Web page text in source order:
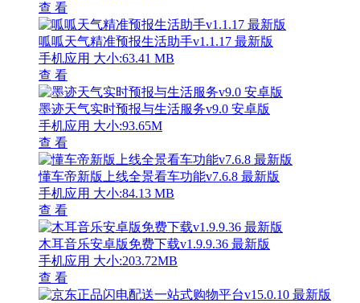
查 看
呱呱天气精准预报生活助手v1.1.17 最新版
手机应用 大小:63.41 MB
查 看
墨迹天气实时预报与生活服务v9.0 安卓版
手机应用 大小:93.65M
查 看
懂车帝新版上线全景看车功能v7.6.8 最新版
手机应用 大小:84.13 MB
查 看
木耳音乐安卓版免费下载v1.9.9.36 最新版
手机应用 大小:203.72MB
查 看